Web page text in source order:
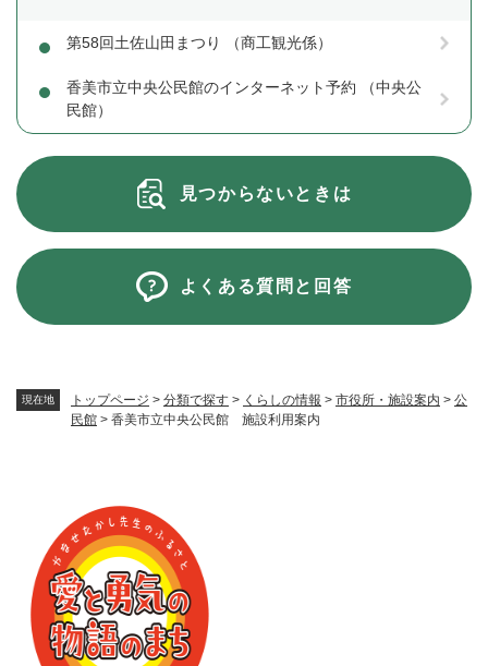
現在地 トップページ > 分類で探す > くらしの情報 > 市役所・施設案内 > 公
民館 > 香美市立中央公民館 施設利用案内
第58回土佐山田まつり （商工観光係）
香美市立中央公民館のインターネット予約 （中央公
民館）
見つからないときは
よくある質問と回答